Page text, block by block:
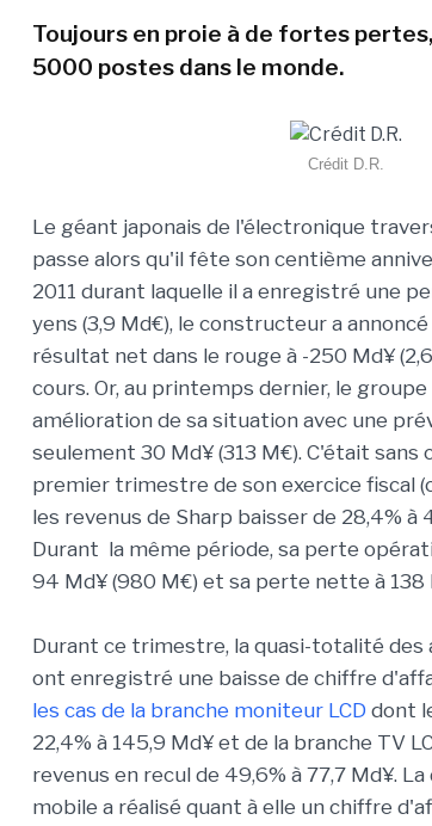
Toujours en proie à de fortes
5000 postes dans le monde.
Crédit D.R.
Le géant japonais de l'électronique
passe alors qu'il fête son centième
2011 durant laquelle il a enregistré une
yens (3,9 Md€), le constructeur a
résultat net dans le rouge à -250 Md¥
cours. Or, au printemps dernier, le
amélioration de sa situation avec une
seulement 30 Md¥ (313 M€). C'était sans
premier trimestre de son exercice fiscal
les revenus de Sharp baisser de 28,4% à
Durant la même période, sa perte
94 Md¥ (980 M€) et sa perte nette à 138
Durant ce trimestre, la quasi-totalité
ont enregistré une baisse de chiffre
les cas de la branche moniteur LCD dont
22,4% à 145,9 Md¥ et de la branche TV
revenus en recul de 49,6% à 77,7 Md¥.
mobile a réalisé quant à elle un chiffre